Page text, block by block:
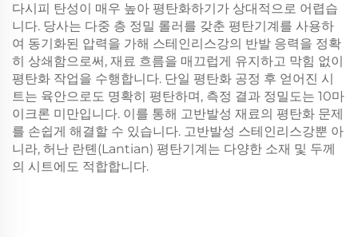
다시피 탄성이 매우 높아 평탄화하기가 상대적으로 어렵습
니다. 당사는 다중 층 정밀 롤러를 갖춘 평탄기계를 사용하
여 동기화된 압력을 가해 스테인리스강의 반발 응력을 정확
히 상쇄함으로써, 재료 흐름을 매끄럽게 유지하고 막힘 없이
평탄화 작업을 수행합니다. 단일 평탄화 공정 후 얻어진 시
트는 육안으로도 명확히 평탄하며, 측정 결과 정밀도는 10마
이크론 미만입니다. 이를 통해 고반발성 재료의 평탄화 문제
를 손쉽게 해결할 수 있습니다. 고반발성 스테인리스강뿐 아
니라, 허난 란톈(Lantian) 평탄기계는 다양한 소재 및 두께
의 시트에도 적합합니다.